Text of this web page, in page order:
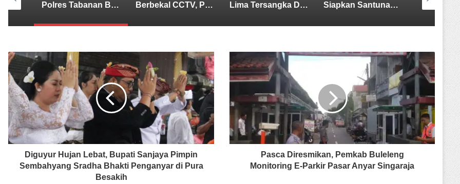
Berbekal CCTV, Pelaku Tabrak Lari Terungkap Lima Tersangka Diamankan, Polres Tabanan Usut Tuntas Kasus Pengeroyokan Maut di Baturiti Siapkan Santunan, Bupati Tabanan Komang Gede Sanjaya: Duka Kita Semua, Mari Jaga Tabanan Tetap Damai Sekretaris SMSI Tabanan Maju Jadi Kandidat Ketua IMI Bali, Ketua SMSI Tabanan Berikan Dukungan
Diguyur Hujan Lebat, Bupati Sanjaya Pimpin
Sembahyang Sradha Bhakti Penganyar di Pura
Besakih
Pasca Diresmikan, Pemkab Buleleng
Monitoring E-Parkir Pasar Anyar Singaraja